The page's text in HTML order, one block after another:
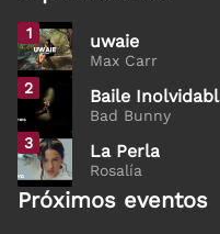
Top canciones
1 uwaie
Max Carr
2
Baile Inolvidable